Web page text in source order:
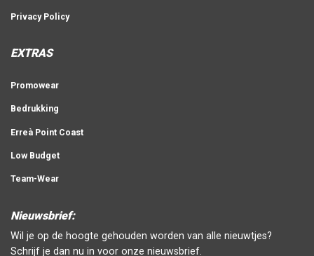
Privacy Policy
EXTRAS
Promowear
Bedrukking
Erreà Point Coast
Low Budget
Team-Wear
Nieuwsbrief:
Wil je op de hoogte gehouden worden van alle nieuwtjes?
Schrijf je dan nu in voor onze nieuwsbrief.